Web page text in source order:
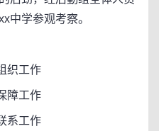
中学参观考察。
织工作
障工作
系工作